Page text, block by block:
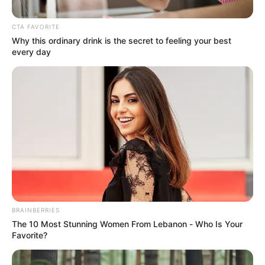
Redes Sociales
Estudiante universitaria de Medellín murió en
presentación de trabajos de grado
Por:Diego Alejandro Escobar Calle
Noviembre 18, 2023
CTA FAVORITE
Why this ordinary drink is the secret to feeling your best
every day
BRAINBERRIES
The 10 Most Stunning Women From Lebanon - Who Is Your
Favorite?